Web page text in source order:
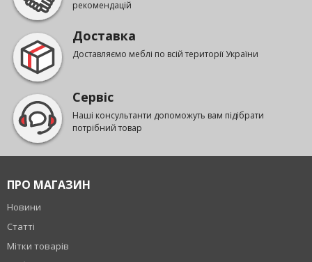
рекомендацій
Доставка
Доставляємо меблі по всій території України
Сервіс
Наші консультанти допоможуть вам підібрати
потрібний товар
ПРО МАГАЗИН
Новини
Статті
Мітки товарів